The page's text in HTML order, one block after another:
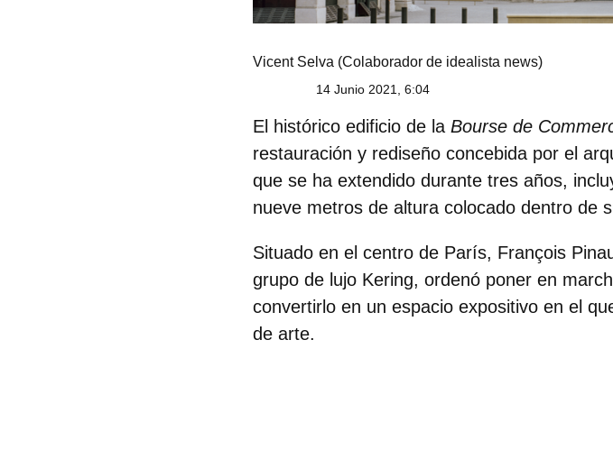
Vicent Selva (Colaborador de idealista news)
14 Junio 2021, 6:04
El histórico edificio de la Bourse de
restauración y rediseño concebida por el
que se ha extendido durante tres años,
nueve metros de altura colocado dentro de
Situado en el centro de París, François
grupo de lujo Kering, ordenó poner en
convertirlo en un espacio expositivo en el
de arte.